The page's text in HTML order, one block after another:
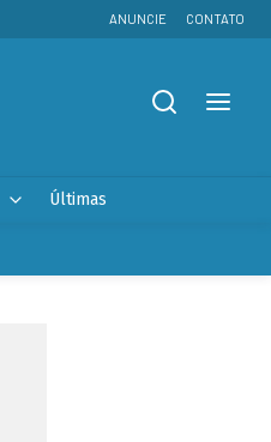
ANUNCIE CONTATO
Últimas